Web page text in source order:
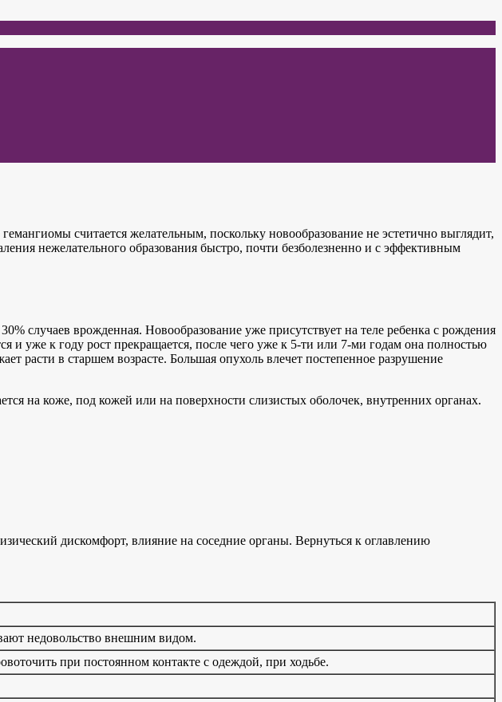
считается желательным, поскольку новообразование не эстетично выглядит,
нежелательного образования быстро, почти безболезненно и с эффективным
случаев врожденная. Новообразование уже присутствует на теле ребенка с рождения
и уже к году рост прекращается, после чего уже к 5-ти или 7-ми годам она полностью
расти в старшем возрасте. Большая опухоль влечет постепенное разрушение
на коже, под кожей или на поверхности слизистых оболочек, внутренних органах.
дискомфорт, влияние на соседние органы. Вернуться к оглавлению
недовольство внешним видом.
при постоянном контакте с одеждой, при ходьбе.